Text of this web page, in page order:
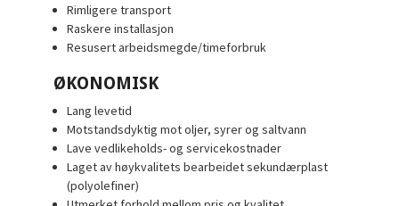
Rimligere transport
Raskere installasjon
Resusert arbeidsmegde/timeforbruk
ØKONOMISK
Lang levetid
Motstandsdyktig mot oljer, syrer og saltvann
Lave vedlikeholds- og servicekostnader
Laget av høykvalitets bearbeidet sekundærplast
(polyolefiner)